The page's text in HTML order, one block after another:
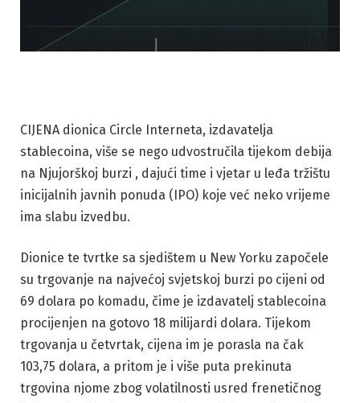
CIJENA dionica Circle Interneta, izdavatelja
stablecoina, više se nego udvostručila tijekom debija
na Njujorškoj burzi , dajući time i vjetar u leđa tržištu
inicijalnih javnih ponuda (IPO) koje već neko vrijeme
ima slabu izvedbu.
Dionice te tvrtke sa sjedištem u New Yorku započele
su trgovanje na najvećoj svjetskoj burzi po cijeni od
69 dolara po komadu, čime je izdavatelj stablecoina
procijenjen na gotovo 18 milijardi dolara. Tijekom
trgovanja u četvrtak, cijena im je porasla na čak
103,75 dolara, a pritom je i više puta prekinuta
trgovina njome zbog volatilnosti usred frenetičnog